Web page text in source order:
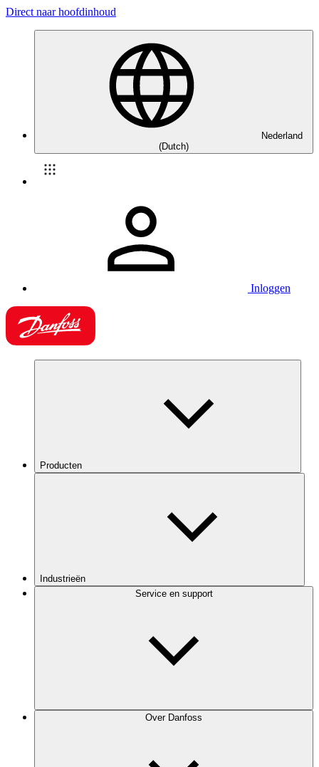
Direct naar hoofdinhoud
Nederland
(Dutch)
Inloggen
Producten
Industrieën
Service en support
Over Danfoss